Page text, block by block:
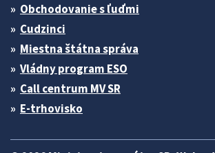
Obchodovanie s ľuďmi
Cudzinci
Miestna štátna správa
Vládny program ESO
Call centrum MV SR
E-trhovisko